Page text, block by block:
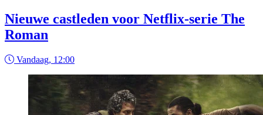
Nieuwe castleden voor Netflix-serie The
Roman
Vandaag, 12:00